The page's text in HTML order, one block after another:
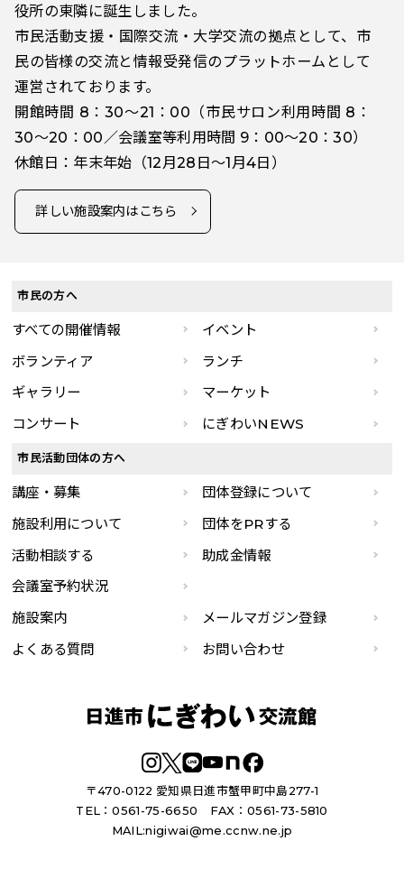
役所の東隣に誕生しました。
市民活動支援・国際交流・大学交流の拠点として、市
民の皆様の交流と情報受発信のプラットホームとして
運営されております。
開館時間 8：30～21：00（市民サロン利用時間 8：
30～20：00／会議室等利用時間 9：00～20：30）
休館日：年末年始（12月28日～1月4日）
詳しい施設案内はこちら
〒470-0122 愛知県日進市蟹甲町中島277-1
TEL：0561-75-6650 FAX：0561-73-5810
MAIL:nigiwai@me.ccnw.ne.jp
市民の方へ
すべての開催情報
イベント
ボランティア
ランチ
ギャラリー
マーケット
コンサート
にぎわいNEWS
市民活動団体の方へ
講座・募集
団体登録について
施設利用について
団体をPRする
活動相談する
助成金情報
会議室予約状況
施設案内
メールマガジン登録
よくある質問
お問い合わせ